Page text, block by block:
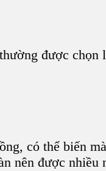
được chọn
có thể biến
nên được